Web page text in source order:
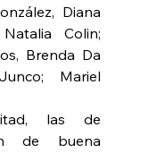
Diana
Colin;
Brenda Da
Mariel
las de
de buena